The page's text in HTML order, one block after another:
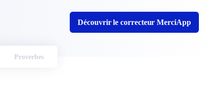
Découvrir le correcteur MerciApp
Proverbes